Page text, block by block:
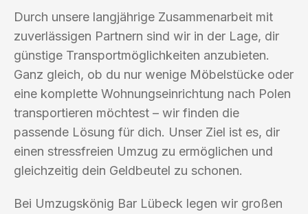
Durch unsere langjährige Zusammenarbeit mit
zuverlässigen Partnern sind wir in der Lage, dir
günstige Transportmöglichkeiten anzubieten.
Ganz gleich, ob du nur wenige Möbelstücke oder
eine komplette Wohnungseinrichtung nach Polen
transportieren möchtest – wir finden die
passende Lösung für dich. Unser Ziel ist es, dir
einen stressfreien Umzug zu ermöglichen und
gleichzeitig dein Geldbeutel zu schonen.
Bei Umzugskönig Bar Lübeck legen wir großen